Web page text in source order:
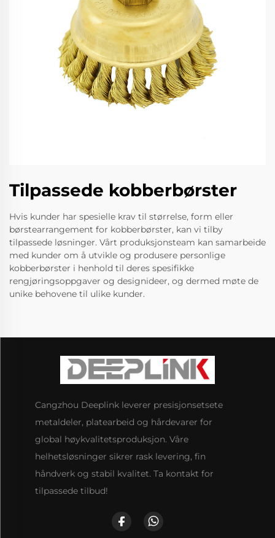
Tilpassede kobberbørster
Hvis kunder har spesielle krav til størrelse, form eller
børstearrangement for kobberbørster, kan vi tilby
tilpassede løsninger. Vårt produksjonsteam kan samarbeide
med kunder om å utvikle og produsere personlige
kobberbørster i henhold til deres spesifikke
rengjøringsoppgaver og designideer, og dermed møte de
unike behovene til ulike kunder.
Cangzhou Deeplink leverer presisjonsetsete
metaldeler, platearbeid og hårdevarer for
global høykvalitetsproduksjon. Våre
helhetsløsninger sikrer rask levering, fin
håndverk og stabil kvalitet. Ta kontakt for
tilpassede tilbud!